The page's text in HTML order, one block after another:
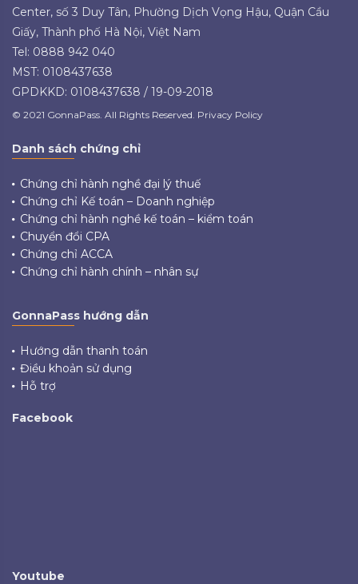
Center, số 3 Duy Tân, Phường Dịch Vọng Hậu, Quận Cầu
Giấy, Thành phố Hà Nội, Việt Nam
Tel: 0888 942 040
MST: 0108437638
GPDKKD: 0108437638 / 19-09-2018
© 2021 GonnaPass. All Rights Reserved. Privacy Policy
Danh sách chứng chỉ
Chứng chỉ hành nghề đại lý thuế
Chứng chỉ Kế toán – Doanh nghiệp
Chứng chỉ hành nghề kế toán – kiểm toán
Chuyển đổi CPA
Chứng chỉ ACCA
Chứng chỉ hành chính – nhân sự
GonnaPass hướng dẫn
Hướng dẫn thanh toán
Điều khoản sử dụng
Hỗ trợ
Facebook
Youtube